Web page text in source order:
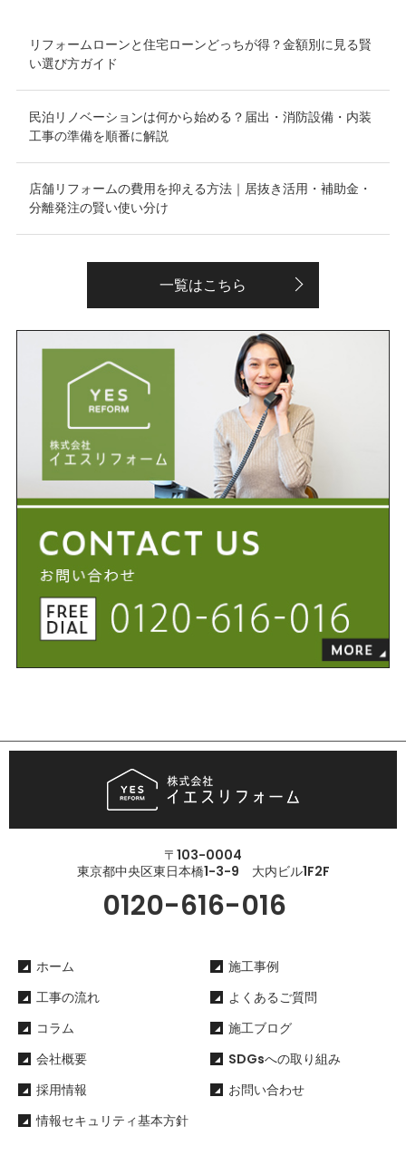
リフォームローンと住宅ローンどっちが得？金額別に見る賢
い選び方ガイド
民泊リノベーションは何から始める？届出・消防設備・内装
工事の準備を順番に解説
店舗リフォームの費用を抑える方法｜居抜き活用・補助金・
分離発注の賢い使い分け
一覧はこちら
〒103-0004
東京都中央区東日本橋1-3-9 大内ビル1F2F
0120-616-016
ホーム
施工事例
工事の流れ
よくあるご質問
コラム
施工ブログ
会社概要
SDGsへの取り組み
採用情報
お問い合わせ
情報セキュリティ基本方針